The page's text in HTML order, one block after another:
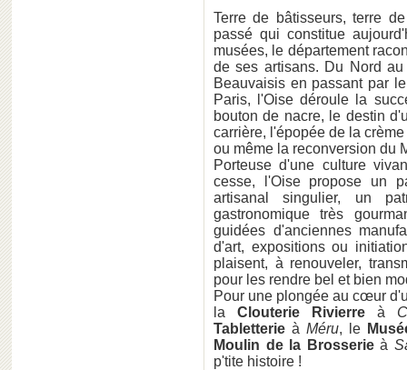
Terre de bâtisseurs, terre
passé qui constitue
musées, le département
de ses artisans. Du Nord
Beauvaisis en passant par
Paris, l'Oise déroule la
bouton de nacre, le destin
carrière, l'épopée de la
ou même la reconversion du
Porteuse d'une culture
cesse, l'Oise propose un
artisanal singulier, un
gastronomique très
guidées d'anciennes
d'art, expositions ou
plaisent, à renouveler,
pour les rendre bel et bien
Pour une plongée au cœur
la Clouterie Rivierre à
Tabletterie à Méru, le
Moulin de la Brosserieà
p'tite histoire !